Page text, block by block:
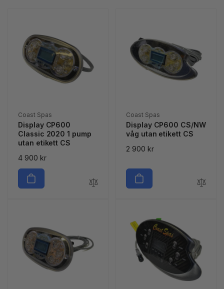
Säljare:
Coast Spas
Display CP600
Classic 2020 1 pump
utan etikett CS
Ordinarie
pris
4 900 kr
Säljare:
Coast Spas
Display CP600 CS/NW
våg utan etikett CS
Ordinarie
2 900 kr